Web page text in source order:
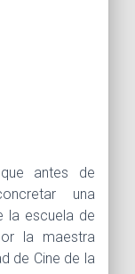
antes de
una
la escuela de
la maestra
de Cine de la